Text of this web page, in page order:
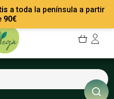
a toda la península a partir
90€
sesión